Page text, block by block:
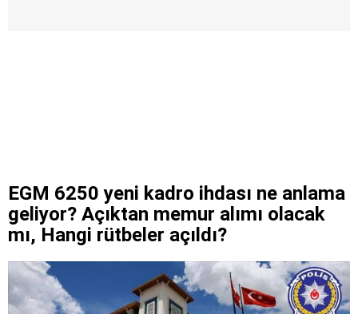
EGM 6250 yeni kadro ihdası ne anlama
geliyor? Açıktan memur alımı olacak
mı, Hangi rütbeler açıldı?